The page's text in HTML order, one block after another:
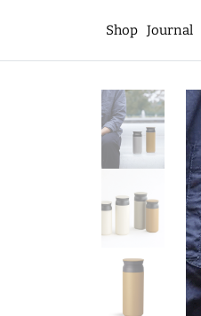
Shop Journal